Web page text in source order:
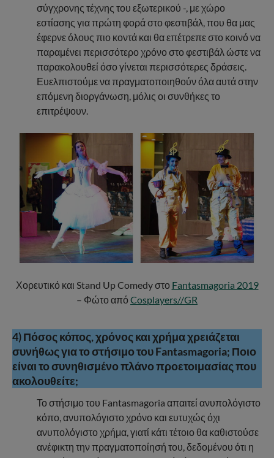
σύγχρονης τέχνης του εξωτερικού -, με χώρο
εστίασης για πρώτη φορά στο φεστιβάλ, που θα μας
έφερνε όλους πιο κοντά και θα επέτρεπε στο κοινό να
παραμένει περισσότερο χρόνο στο φεστιβάλ ώστε να
παρακολουθεί όσο γίνεται περισσότερες δράσεις.
Ευελπιστούμε να πραγματοποιηθούν όλα αυτά στην
επόμενη διοργάνωση, μόλις οι συνθήκες το
επιτρέψουν.
Χορευτικό και Stand Up Comedy στο Fantasmagoria 2019
– Φώτο από Cosplayers//GR
4) Πόσος κόπος, χρόνος και χρήμα χρειάζεται
συνήθως για το στήσιμο του Fantasmagoria; Ποιο
είναι το συνηθισμένο πλάνο προετοιμασίας που
ακολουθείτε;
Το στήσιμο του Fantasmagoria απαιτεί ανυπολόγιστο
κόπο, ανυπολόγιστο χρόνο και ευτυχώς όχι
ανυπολόγιστο χρήμα, γιατί κάτι τέτοιο θα καθιστούσε
ανέφικτη την πραγματοποίησή του, δεδομένου ότι η